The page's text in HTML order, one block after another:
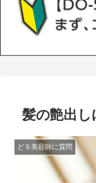
髪の艶出し
どＳ美容師に質問